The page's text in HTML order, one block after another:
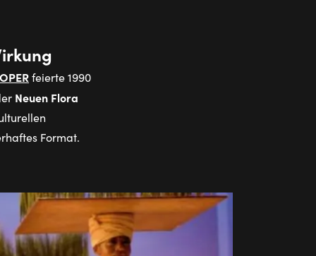
feierte 1990
Neuen Flora
Format.